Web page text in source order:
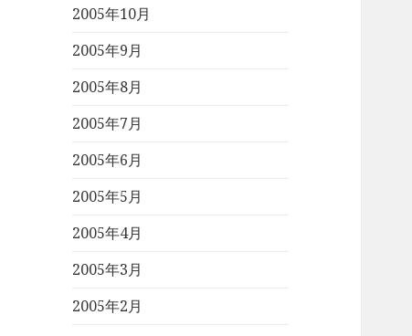
2005年10月
2005年9月
2005年8月
2005年7月
2005年6月
2005年5月
2005年4月
2005年3月
2005年2月